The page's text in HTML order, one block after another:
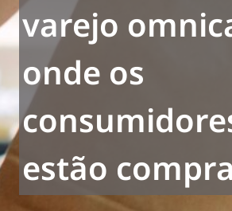
varejo
onde os
estão